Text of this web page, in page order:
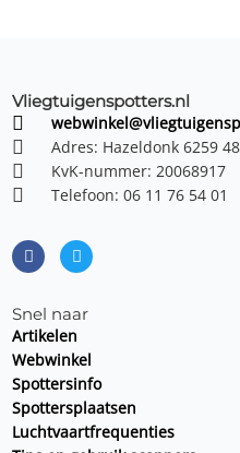
Vliegtuigenspotters.nl
Adres: Hazeldonk 6259
KvK-nummer: 20068917
Telefoon: 06 11 76 54 01
c
e
b
o
k
i
t
t
r
Snel naar
Artikelen
Webwinkel
Spottersinfo
Spottersplaatsen
Luchtvaartfrequenties